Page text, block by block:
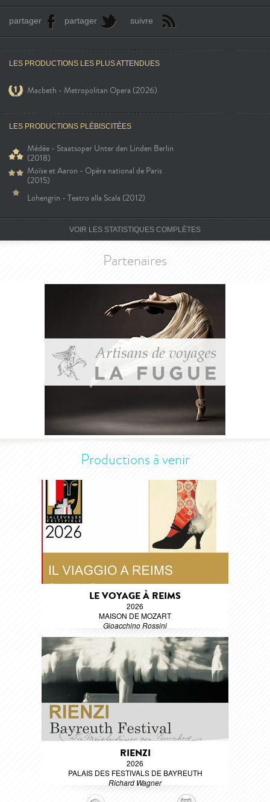
partager partager suivre
LES PRODUCTIONS LES PLUS ATTENDUES
Macbeth - Metropolitan Opera (2026)
LES PRODUCTIONS PLÉBISCITÉES
Médée - Staatsoper Unter den Linden Berlin
(2018)
Moïse et Aaron - Opéra national de Paris
(2015)
Lohengrin - Teatro alla Scala (2012)
VOIR LES STATISTIQUES COMPLÈTES
Partenaires
Productions à venir
LE VOYAGE À REIMS
2026
MAISON DE MOZART
Gioacchino Rossini
RIENZI
2026
PALAIS DES FESTIVALS DE BAYREUTH
Richard Wagner